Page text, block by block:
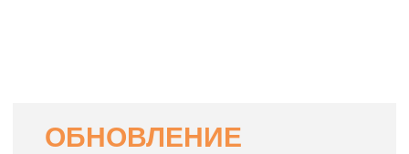
ОБНОВЛЕНИЕ